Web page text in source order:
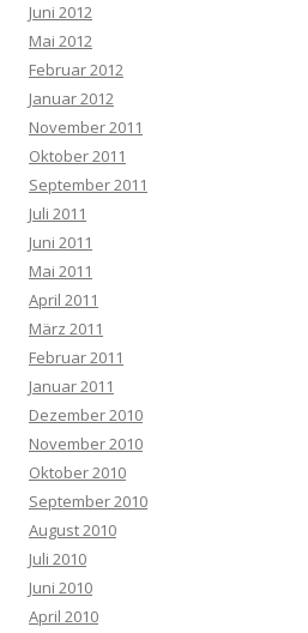
Juni 2012
Mai 2012
Februar 2012
Januar 2012
November 2011
Oktober 2011
September 2011
Juli 2011
Juni 2011
Mai 2011
April 2011
März 2011
Februar 2011
Januar 2011
Dezember 2010
November 2010
Oktober 2010
September 2010
August 2010
Juli 2010
Juni 2010
April 2010